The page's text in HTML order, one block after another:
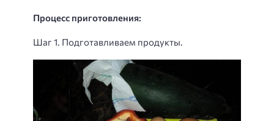
Процесс приготовления:
Шаг 1. Подготавливаем продукты.